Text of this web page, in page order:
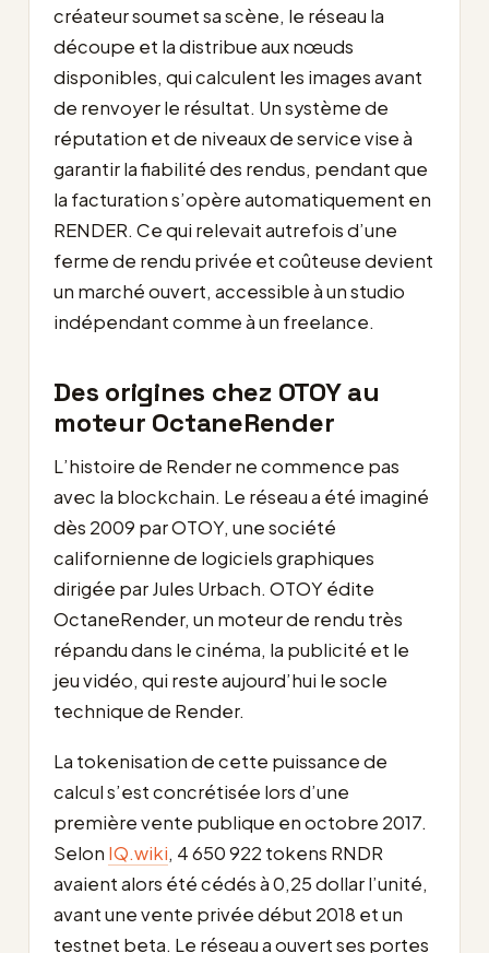
créateur soumet sa scène, le réseau la
découpe et la distribue aux nœuds
disponibles, qui calculent les images avant
de renvoyer le résultat. Un système de
réputation et de niveaux de service vise à
garantir la fiabilité des rendus, pendant que
la facturation s’opère automatiquement en
RENDER. Ce qui relevait autrefois d’une
ferme de rendu privée et coûteuse devient
un marché ouvert, accessible à un studio
indépendant comme à un freelance.
Des origines chez OTOY au
moteur OctaneRender
L’histoire de Render ne commence pas
avec la blockchain. Le réseau a été imaginé
dès 2009 par OTOY, une société
californienne de logiciels graphiques
dirigée par Jules Urbach. OTOY édite
OctaneRender, un moteur de rendu très
répandu dans le cinéma, la publicité et le
jeu vidéo, qui reste aujourd’hui le socle
technique de Render.
La tokenisation de cette puissance de
calcul s’est concrétisée lors d’une
première vente publique en octobre 2017.
Selon IQ.wiki, 4 650 922 tokens RNDR
avaient alors été cédés à 0,25 dollar l’unité,
avant une vente privée début 2018 et un
testnet beta. Le réseau a ouvert ses portes